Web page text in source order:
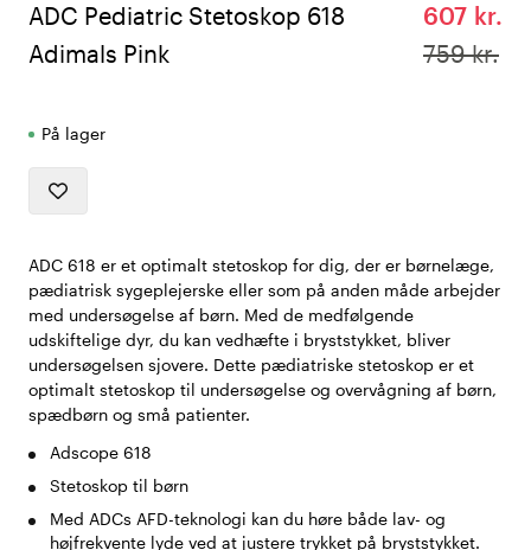
ADC Pediatric Stetoskop 618
Adimals Pink
607 kr.
759 kr.
På lager
ADC 618 er et optimalt stetoskop for dig, der er børnelæge,
pædiatrisk sygeplejerske eller som på anden måde arbejder
med undersøgelse af børn. Med de medfølgende
udskiftelige dyr, du kan vedhæfte i bryststykket, bliver
undersøgelsen sjovere. Dette pædiatriske stetoskop er et
optimalt stetoskop til undersøgelse og overvågning af børn,
spædbørn og små patienter.
Adscope 618
Stetoskop til børn
Med ADCs AFD-teknologi kan du høre både lav- og
højfrekvente lyde ved at justere trykket på bryststykket.